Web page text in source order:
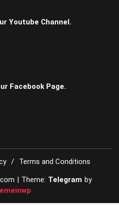
Youtube Channel.
Facebook Page.
Terms and Conditions
Theme: Telegram by